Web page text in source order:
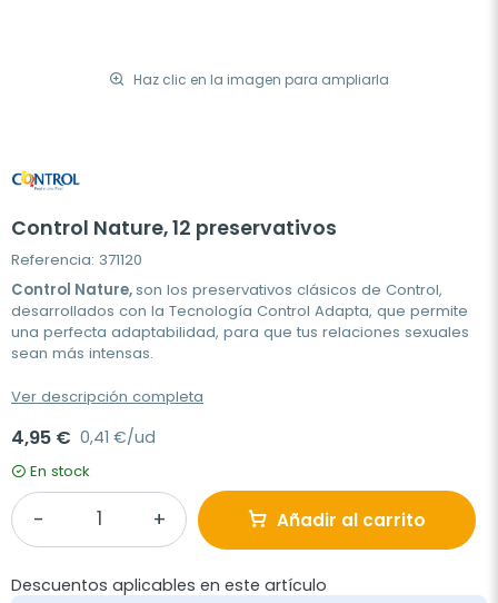
Haz clic en la imagen para ampliarla
Control Nature, 12 preservativos
Referencia: 371120
Control Nature,son los preservativos clásicos de Control,
desarrollados con la Tecnología Control Adapta, que permite
una perfecta adaptabilidad, para que tus relaciones sexuales
sean más intensas.
Ver descripción completa
4,95 € 0,41 €/ud
En stock
Añadir al carrito
Descuentos aplicables en este artículo